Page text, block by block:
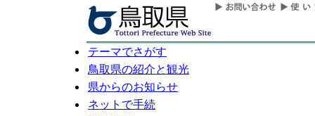
テーマでさがす
鳥取県の紹介と観光
県からのお知らせ
ネットで手続